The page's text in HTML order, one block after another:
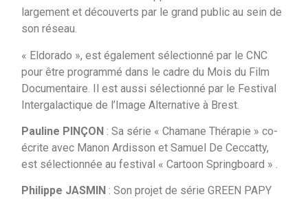
largement et découverts par le grand public au sein de
son réseau.
« Eldorado », est également sélectionné par le CNC
pour être programmé dans le cadre du Mois du Film
Documentaire. Il est aussi sélectionné par le Festival
Intergalactique de l’Image Alternative à Brest.
Pauline PINÇON: Sa série « Chamane Thérapie » co-
écrite avec Manon Ardisson et Samuel De Ceccatty,
est sélectionnée au festival « Cartoon Springboard » .
Philippe JASMIN: Son projet de série GREEN PAPY